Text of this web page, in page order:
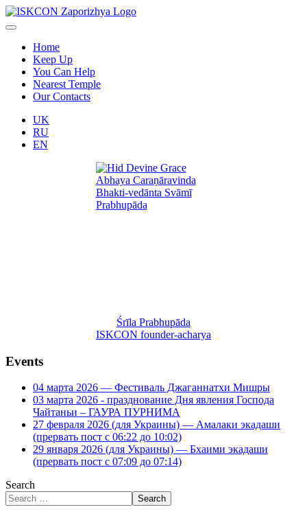
Home
Keep Up
You Can Help
Nearest Temple
Our Contacts
UK
RU
EN
Śrīla Prabhupāda
ISKCON founder-acharya
Events
04 марта 2026 — Фестиваль Джаганнатхи Мишры
03 марта 2026 - празднование Дня явления Господа
Чайтаньи – ГАУРА ПУРНИМА
27 февраля 2026 (для Украины) — Амалаки экадаши
(прервать пост с 06:22 до 10:02)
29 января 2026 (для Украины) — Бхаими экадаши
(прервать пост с 07:09 до 07:14)
Search
Search